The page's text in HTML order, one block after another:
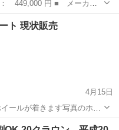
レード名： アスリー
フエアロ スマートキー
ト 現状販売
4月15日
ールが着きます写真のホイ
185000ですがこまめなオイ
ン アスリート